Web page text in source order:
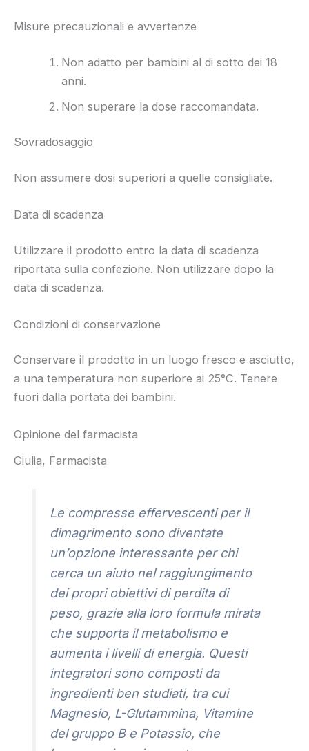
Misure precauzionali e avvertenze
Non adatto per bambini al di sotto dei 18
anni.
Non superare la dose raccomandata.
Sovradosaggio
Non assumere dosi superiori a quelle consigliate.
Data di scadenza
Utilizzare il prodotto entro la data di scadenza
riportata sulla confezione. Non utilizzare dopo la
data di scadenza.
Condizioni di conservazione
Conservare il prodotto in un luogo fresco e asciutto,
a una temperatura non superiore ai 25°C. Tenere
fuori dalla portata dei bambini.
Opinione del farmacista
Giulia, Farmacista
Le compresse effervescenti per il
dimagrimento sono diventate
un’opzione interessante per chi
cerca un aiuto nel raggiungimento
dei propri obiettivi di perdita di
peso, grazie alla loro formula mirata
che supporta il metabolismo e
aumenta i livelli di energia. Questi
integratori sono composti da
ingredienti ben studiati, tra cui
Magnesio, L-Glutammina, Vitamine
del gruppo B e Potassio, che